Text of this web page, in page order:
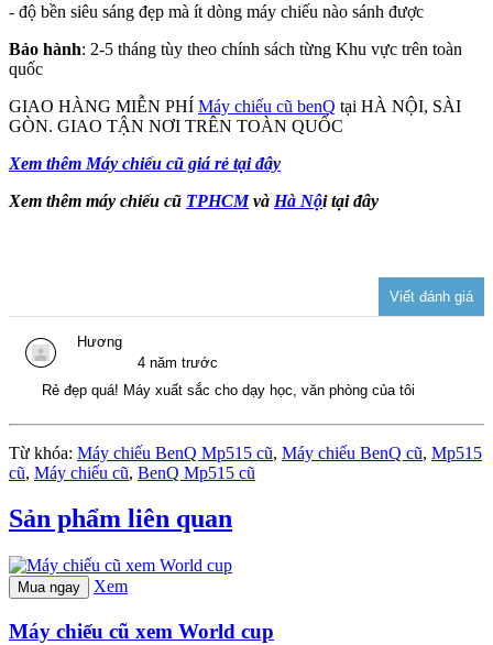
- độ bền siêu sáng đẹp mà ít dòng máy chiếu nào sánh được
Bảo hành: 2-5 tháng tùy theo chính sách từng Khu vực trên toàn
quốc
GIAO HÀNG MIỄN PHÍ Máy chiếu cũ benQ tại HÀ NỘI, SÀI
GÒN. GIAO TẬN NƠI TRÊN TOÀN QUỐC
Xem thêm Máy chiếu cũ giá rẻ tại đây
Xem thêm máy chiếu cũ TPHCMvà Hà Nội tại đây
Hương
4 năm trước
Rẻ đẹp quá! Máy xuất sắc cho dạy học, văn phòng của tôi
Từ khóa: Máy chiếu BenQ Mp515 cũ, Máy chiếu BenQ cũ, Mp515
cũ, Máy chiếu cũ, BenQ Mp515 cũ
Sản phẩm liên quan
Mua ngay Xem
Máy chiếu cũ xem World cup